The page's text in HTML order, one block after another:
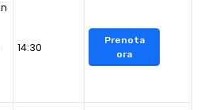
14:30
Prenota
ora